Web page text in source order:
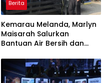
Berita
Kemarau Melanda, Marlyn
Maisarah Salurkan
Bantuan Air Bersih dan
Babakan Madang